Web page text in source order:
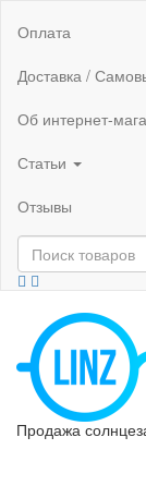
Оплата
Доставка /
Об интернет-
Статьи
Отзывы
Продажа